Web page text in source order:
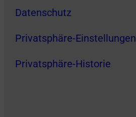
Datenschutz
Privatsphäre-Einstellungen
Privatsphäre-Historie